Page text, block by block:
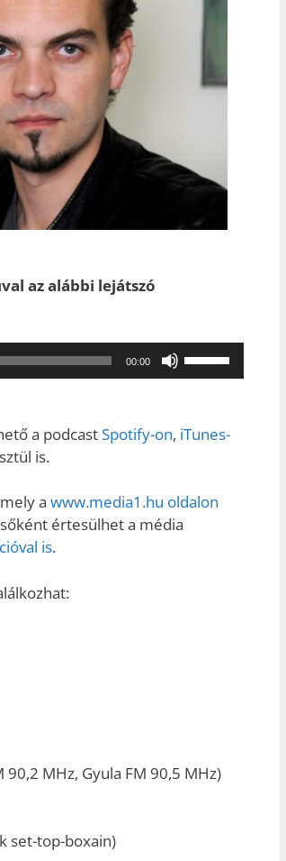
az alábbi lejátszó
00:00
hangerő
csökkentéséhez
billentyűket
a podcastSpotify-on, iTunes-
is.
a www.media1.hu oldalon
értesülhet a média
is.
90,2 MHz, Gyula FM 90,5 MHz)
set-top-boxain)